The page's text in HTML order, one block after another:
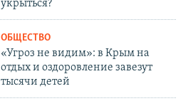
укрыться?
ОБЩЕСТВО
«Угроз не видим»: в Крым на
отдых и оздоровление завезут
тысячи детей